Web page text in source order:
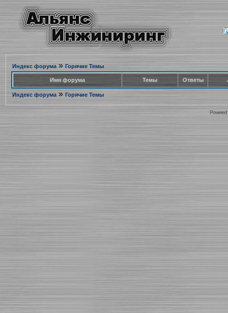
Индекс форума» Горячие Темы
Имя форума Темы Ответы
Индекс форума» Горячие Темы